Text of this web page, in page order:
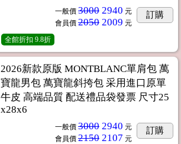
一般價 3000 2940 元
會員價 2050 2009 元
訂購
全館折扣 9.8折
2026新款原版 MONTBLANC單肩包 萬
寶龍男包 萬寶龍斜挎包 采用進口原單
牛皮 高端品質 配送禮品袋發票 尺寸25
x28x6
一般價 3000 2940 元
會員價 2150 2107 元
訂購